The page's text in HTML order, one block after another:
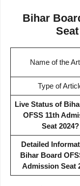
Bihar
Name of the
Type of
Live Status of
OFSS 11th
Seat 2024?
Detailed
Bihar Board
Admission Seat